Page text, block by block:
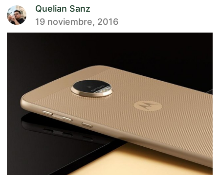
Quelian Sanz
19 noviembre, 2016